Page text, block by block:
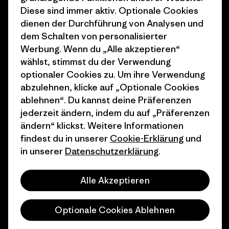
1% For The Planet
Wie wir finanzieren
Geschenkgutscheine
Stores in deiner
Nähe
Industry program
Affiliate-Programm
Patagonia Deutschland
Seitenverzeichnis
© 2026 Patagonia, Inc. All Rights Reserved.
Deutsch
Diese sind immer aktiv. Optionale Cookies
dienen der Durchführung von Analysen und
dem Schalten von personalisierter
Werbung. Wenn du „Alle akzeptieren“
wählst, stimmst du der Verwendung
optionaler Cookies zu. Um ihre Verwendung
abzulehnen, klicke auf „Optionale Cookies
ablehnen“. Du kannst deine Präferenzen
jederzeit ändern, indem du auf „Präferenzen
ändern“ klickst. Weitere Informationen
findest du in unserer Cookie-Erklärung und
in unserer Datenschutzerklärung.
Alle Akzeptieren
Optionale Cookies Ablehnen